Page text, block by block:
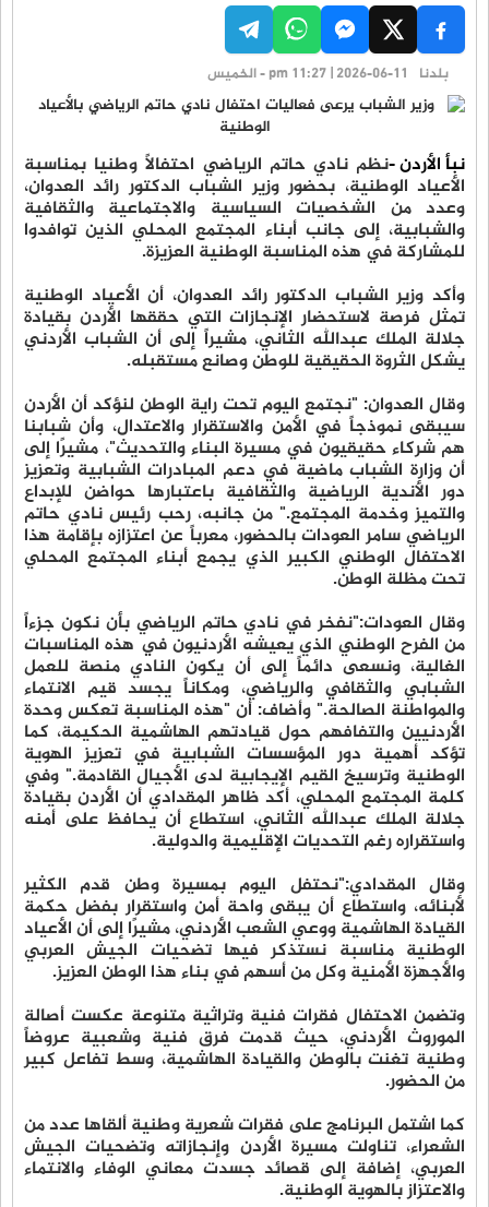
بلدنا pm 11:27 | 2026-06-11 - الخميس
نبأ الأردن -نظم نادي حاتم الرياضي احتفالاً وطنيا بمناسبة
الأعياد الوطنية، بحضور وزير الشباب الدكتور رائد العدوان،
وعدد من الشخصيات السياسية والاجتماعية والثقافية
والشبابية، إلى جانب أبناء المجتمع المحلي الذين توافدوا
للمشاركة في هذه المناسبة الوطنية العزيزة.
وأكد وزير الشباب الدكتور رائد العدوان، أن الأعياد الوطنية
تمثل فرصة لاستحضار الإنجازات التي حققها الأردن بقيادة
جلالة الملك عبدالله الثاني، مشيراً إلى أن الشباب الأردني
يشكل الثروة الحقيقية للوطن وصانع مستقبله.
وقال العدوان: "نجتمع اليوم تحت راية الوطن لنؤكد أن الأردن
سيبقى نموذجاً في الأمن والاستقرار والاعتدال، وأن شبابنا
هم شركاء حقيقيون في مسيرة البناء والتحديث"، مشيرًا إلى
أن وزارة الشباب ماضية في دعم المبادرات الشبابية وتعزيز
دور الأندية الرياضية والثقافية باعتبارها حواضن للإبداع
والتميز وخدمة المجتمع." من جانبه، رحب رئيس نادي حاتم
الرياضي سامر العودات بالحضور، معرباً عن اعتزازه بإقامة هذا
الاحتفال الوطني الكبير الذي يجمع أبناء المجتمع المحلي
تحت مظلة الوطن.
وقال العودات:"نفخر في نادي حاتم الرياضي بأن نكون جزءاً
من الفرح الوطني الذي يعيشه الأردنيون في هذه المناسبات
الغالية، ونسعى دائماً إلى أن يكون النادي منصة للعمل
الشبابي والثقافي والرياضي، ومكاناً يجسد قيم الانتماء
والمواطنة الصالحة." وأضاف: أن "هذه المناسبة تعكس وحدة
الأردنيين والتفافهم حول قيادتهم الهاشمية الحكيمة، كما
تؤكد أهمية دور المؤسسات الشبابية في تعزيز الهوية
الوطنية وترسيخ القيم الإيجابية لدى الأجيال القادمة." وفي
كلمة المجتمع المحلي، أكد ظاهر المقدادي أن الأردن بقيادة
جلالة الملك عبدالله الثاني، استطاع أن يحافظ على أمنه
واستقراره رغم التحديات الإقليمية والدولية.
وقال المقدادي:"نحتفل اليوم بمسيرة وطن قدم الكثير
لأبنائه، واستطاع أن يبقى واحة أمن واستقرار بفضل حكمة
القيادة الهاشمية ووعي الشعب الأردني، مشيرًا إلى أن الأعياد
الوطنية مناسبة نستذكر فيها تضحيات الجيش العربي
والأجهزة الأمنية وكل من أسهم في بناء هذا الوطن العزيز.
وتضمن الاحتفال فقرات فنية وتراثية متنوعة عكست أصالة
الموروث الأردني، حيث قدمت فرق فنية وشعبية عروضاً
وطنية تغنت بالوطن والقيادة الهاشمية، وسط تفاعل كبير
من الحضور.
كما اشتمل البرنامج على فقرات شعرية وطنية ألقاها عدد من
الشعراء، تناولت مسيرة الأردن وإنجازاته وتضحيات الجيش
العربي، إضافة إلى قصائد جسدت معاني الوفاء والانتماء
والاعتزاز بالهوية الوطنية.